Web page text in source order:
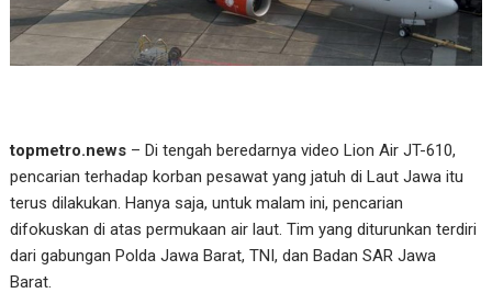
topmetro.news – Di tengah beredarnya video Lion Air JT-610,
pencarian terhadap korban pesawat yang jatuh di Laut Jawa itu
terus dilakukan. Hanya saja, untuk malam ini, pencarian
difokuskan di atas permukaan air laut. Tim yang diturunkan terdiri
dari gabungan Polda Jawa Barat, TNI, dan Badan SAR Jawa
Barat.